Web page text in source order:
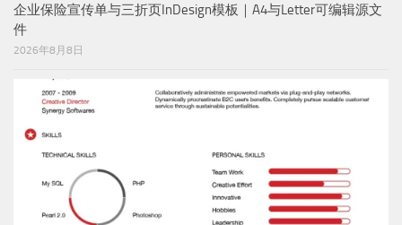
企业保险宣传单与三折页InDesign模板｜A4与Letter可编辑源文
件
2026年8月8日